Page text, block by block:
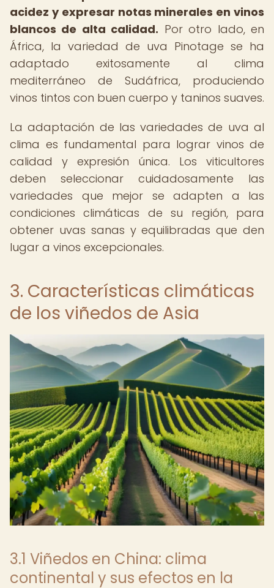
acidez y expresar notas minerales en vinos
blancos de alta calidad. Por otro lado, en
África, la variedad de uva Pinotage se ha
adaptado exitosamente al clima
mediterráneo de Sudáfrica, produciendo
vinos tintos con buen cuerpo y taninos suaves.
La adaptación de las variedades de uva al
clima es fundamental para lograr vinos de
calidad y expresión única. Los viticultores
deben seleccionar cuidadosamente las
variedades que mejor se adapten a las
condiciones climáticas de su región, para
obtener uvas sanas y equilibradas que den
lugar a vinos excepcionales.
3. Características climáticas
de los viñedos de Asia
3.1 Viñedos en China: clima
continental y sus efectos en la